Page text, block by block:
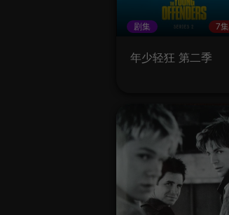
剧集 7集
年少轻狂 第二季